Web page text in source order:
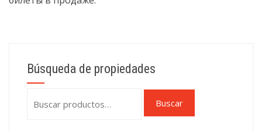
Búsqueda de propiedades
por:
Buscar